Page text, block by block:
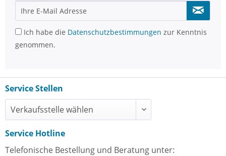
Ich habe die Datenschutzbestimmungen zur Kenntnis
genommen.
Service Stellen
Service Hotline
Telefonische Bestellung und Beratung unter: